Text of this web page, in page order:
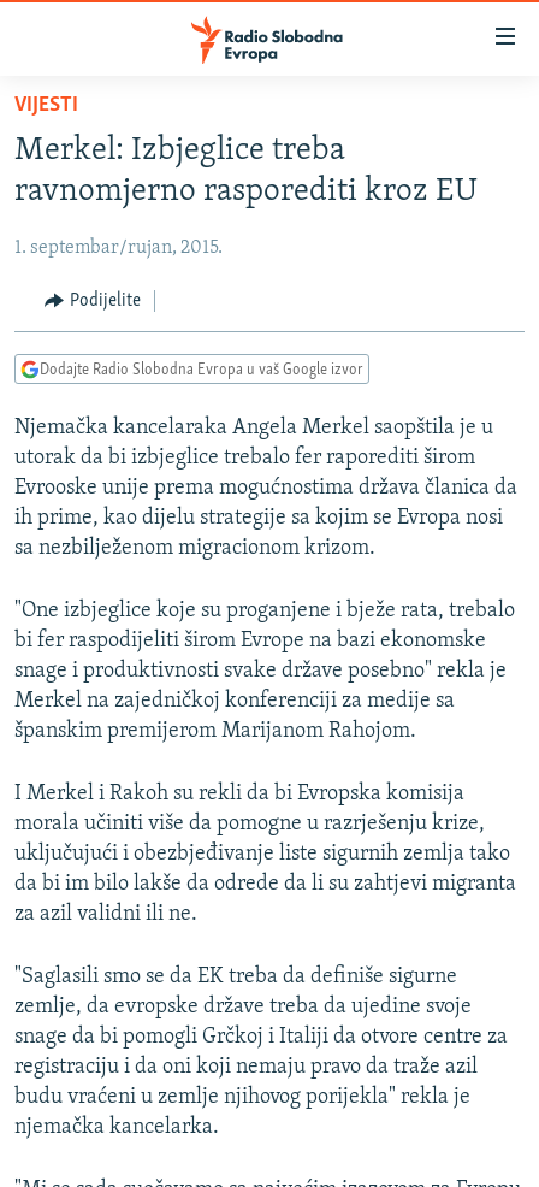
Pređite
glavni
sadržaj
na
navigaciju
Pređite
na
VIJESTI
BOSNA I HERCEGOVINA
KOSOVO
CRNA GORA
VIDEO
FOTOGALERIJE
INFOGRAFIKE
PODCASTI
RAT U UKRAJINI
KINA NA BALKANU
RSE PRIČE IZ SVIJETA
ISPRIČAJ MI
DNEVNO@RSE
SPECIJALI RSE
VIŠE OD NASLOVA
GENOCID U SREBRENICI
POPLAVE I KLIZIŠTA U BIH 2024.
TV LIBERTY
POST SCRIPTUM
MOJA EVROPA
SVE KARTE DEJTONA
NASTANAK I RASPAD JUGOSLAVIJE
PRATITE NAS
Sve RFE/RL stranice
VIJESTI
Merkel: Izbjeglice treba
ravnomjerno rasporediti kroz EU
1. septembar/rujan, 2015.
Podijelite
Dodajte Radio Slobodna Evropa u vaš Google izvor
Njemačka kancelaraka Angela Merkel saopštila je u
utorak da bi izbjeglice trebalo fer raporediti širom
Evrooske unije prema mogućnostima država članica da
ih prime, kao dijelu strategije sa kojim se Evropa nosi
sa nezbilježenom migracionom krizom.
"One izbjeglice koje su proganjene i bježe rata, trebalo
bi fer raspodijeliti širom Evrope na bazi ekonomske
snage i produktivnosti svake države posebno" rekla je
Merkel na zajedničkoj konferenciji za medije sa
španskim premijerom Marijanom Rahojom.
I Merkel i Rakoh su rekli da bi Evropska komisija
morala učiniti više da pomogne u razrješenju krize,
uključujući i obezbjeđivanje liste sigurnih zemlja tako
da bi im bilo lakše da odrede da li su zahtjevi migranta
za azil validni ili ne.
"Saglasili smo se da EK treba da definiše sigurne
zemlje, da evropske države treba da ujedine svoje
snage da bi pomogli Grčkoj i Italiji da otvore centre za
registraciju i da oni koji nemaju pravo da traže azil
budu vraćeni u zemlje njihovog porijekla" rekla je
njemačka kancelarka.